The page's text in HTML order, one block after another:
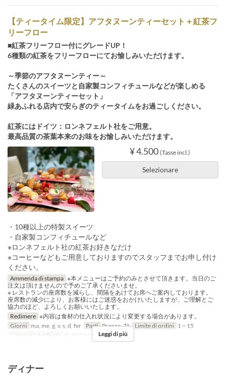
【ティータイム限定】アフタヌーンティーセット＋紅茶フ
リーフロー
■紅茶フリーフロー付にグレードUP！
6種類の紅茶をフリーフローにてお愉しみいただけます。
～季節のアフタヌーンティー～
たくさんのスイーツと自家製コンフィチュールなどが楽しめる
「アフタヌーンティーセット」
緑あふれる店内で安らぎのティータイムをお過ごしください。
紅茶にはドイツ：ロンネフェルト社をご用意。
最高品質の茶葉本来のお味をお愉しみいただけます。
¥ 4.500 (Tasse incl.)
Selezionare
・10種以上の特製スイーツ
・自家製コンフィチュールなど
※ロンネフェルト社の紅茶お好きなだけ
※コーヒーなどもご用意しておりますのでスタッフまでお申し付け
ください。
Ammenda di stampa ※本メニューはご予約のみとさせて頂きます。当日のご
注文は頂けませんので予めご了承くださいませ。
※ レストランの座席数を減らし、間隔をあけてお席へご案内しております。
座席数の減少により、お客様にはご迷惑をおかけいたしますが、ご理解とご
協力のほど、よろしくお願いいたします。
Redimere ※内容は食材の仕入れ状況により変更する場合があります。
Giorni ma, me, g, v, s, d, fer Pasti Pranzo, Tè Limite di ordini 1 ~ 15
Categoria del Posto
GIANCALDO3Theat
Leggi di più
ディナー